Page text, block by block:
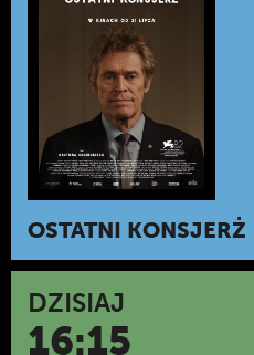
OSTATNI KONSJERŻ
DZISIAJ
16:15